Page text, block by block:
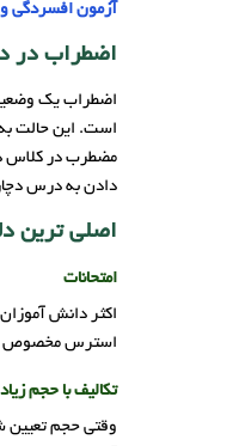
آزمون افسردگی
اضطراب در
اضطراب یک وضعیت
است. این حالت
مضطرب در کلاس
دادن به درس
اصلی ترین
امتحانات
اکثر دانش
استرس مخصوص
تکالیف با حجم زیاد
وقتی حجم تعیین